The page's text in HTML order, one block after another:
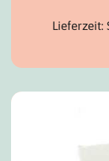
Lieferzeit: